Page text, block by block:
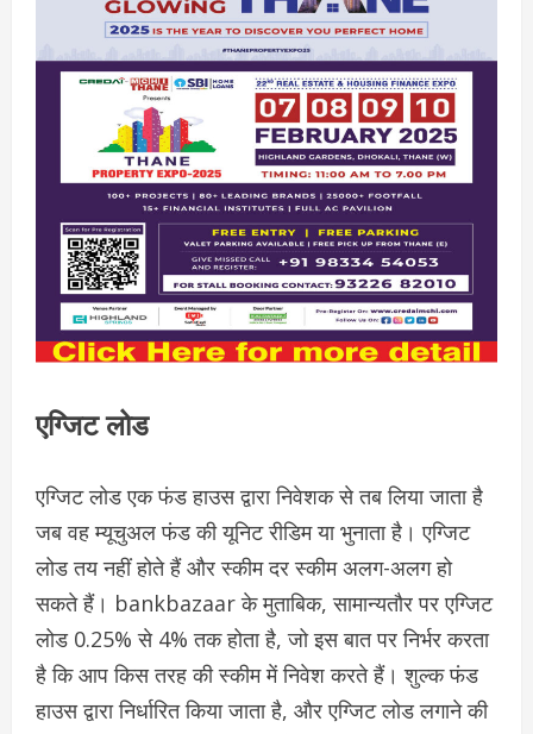
एग्जिट लोड
एग्जिट लोड एक फंड हाउस द्वारा निवेशक से तब लिया जाता है
जब वह म्यूचुअल फंड की यूनिट रीडिम या भुनाता है। एग्जिट
लोड तय नहीं होते हैं और स्कीम दर स्कीम अलग-अलग हो
सकते हैं। bankbazaar के मुताबिक, सामान्यतौर पर एग्जिट
लोड 0.25% से 4% तक होता है, जो इस बात पर निर्भर करता
है कि आप किस तरह की स्कीम में निवेश करते हैं। शुल्क फंड
हाउस द्वारा निर्धारित किया जाता है, और एग्जिट लोड लगाने की